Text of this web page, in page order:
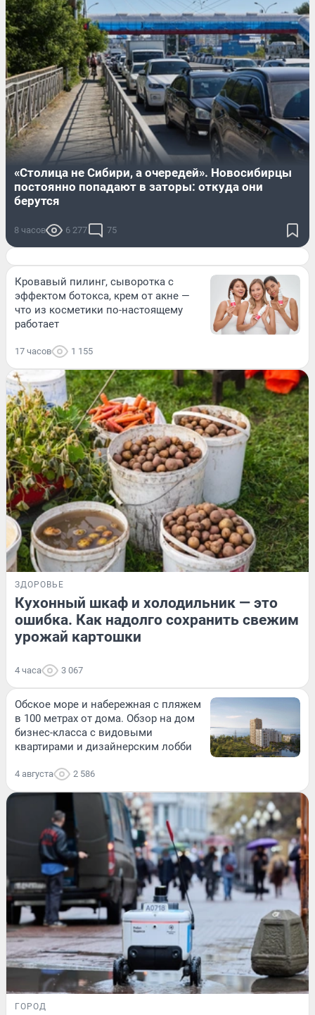
«Столица не Сибири, а очередей». Новосибирцы
постоянно попадают в заторы: откуда они
берутся
8 часов 6 277 75
Кровавый пилинг, сыворотка с
эффектом ботокса, крем от акне —
что из косметики по-настоящему
работает
17 часов 1 155
ЗДОРОВЬЕ
Кухонный шкаф и холодильник — это
ошибка. Как надолго сохранить свежим
урожай картошки
4 часа 3 067
Обское море и набережная с пляжем
в 100 метрах от дома. Обзор на дом
бизнес-класса с видовыми
квартирами и дизайнерским лобби
4 августа 2 586
ГОРОД